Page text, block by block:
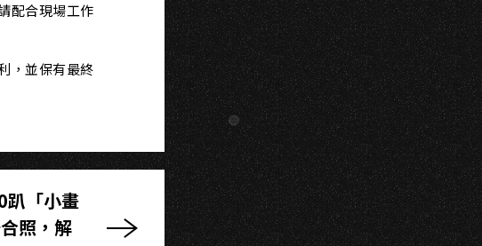
配合現場工作
，並保有最終
趴「小畫
照，解